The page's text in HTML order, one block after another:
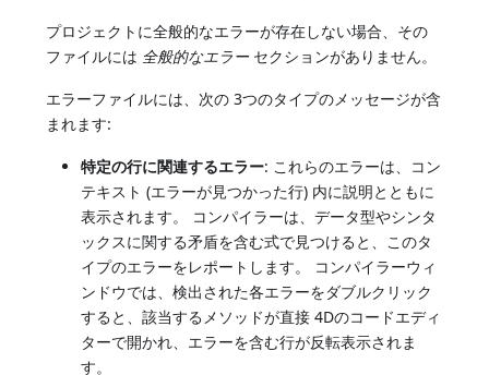
プロジェクトに全般的なエラーが存在しない場合、その
ファイルには 全般的なエラーセクションがありません。
エラーファイルには、次の 3つのタイプのメッセージが含
まれます:
特定の行に関連するエラー: これらのエラーは、コン
テキスト (エラーが見つかった行) 内に説明とともに
表示されます。 コンパイラーは、データ型やシンタ
ックスに関する矛盾を含む式で見つけると、このタ
イプのエラーをレポートします。 コンパイラーウィ
ンドウでは、検出された各エラーをダブルクリック
すると、該当するメソッドが直接 4Dのコードエディ
ターで開かれ、エラーを含む行が反転表示されま
す。